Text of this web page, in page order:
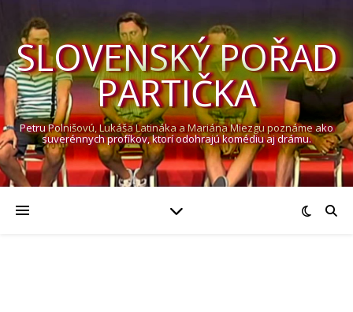
SLOVENSKÝ POŘAD
PARTIČKA
Petru Polnišovú, Lukáša Latináka a Mariána Miezgu poznáme ako
suverénnych profíkov, ktorí odohrajú komédiu aj drámu.